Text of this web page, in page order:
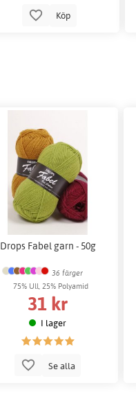
Köp
Drops Fabel garn - 50g
36 färger
75% Ull, 25% Polyamid
31 kr
I lager
Se alla